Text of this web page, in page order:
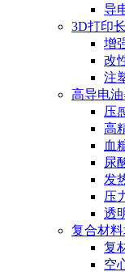
导
3D打印
增
改
注
高导电
压
高
血
尿
发
压
透
复合材
复
空